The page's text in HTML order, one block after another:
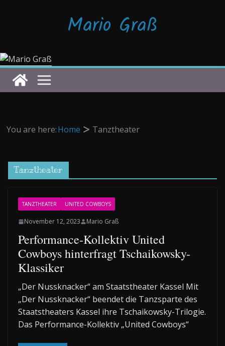
Mario Graß
You are here:Home Tanztheater
Tanztheater
TANZTHEATER UNITED COWBOYS
November 12, 2023 Mario Graß
Performance-Kollektiv United
Cowboys hinterfragt Tschaikowsky-
Klassiker
„Der Nussknacker“ am Staatstheater Kassel Mit
„Der Nussknacker“ beendet die Tanzsparte des
Staatstheaters Kassel ihre Tschaikowsky-Trilogie.
Das Performance-Kollektiv „United Cowboys“